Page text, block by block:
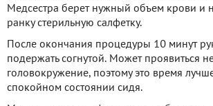
Медсестра берет нужный объем крови и
ранку стерильную салфетку.
После окончания процедуры 10 минут
подержать согнутой. Может проявиться
головокружение, поэтому это время
спокойном состоянии сидя.